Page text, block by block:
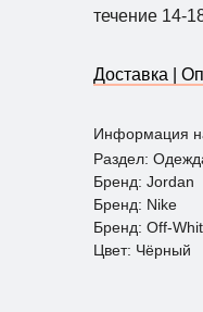
течение 14-
Доставка |
Информация
Раздел:
Бренд: Jordan
Бренд: Nike
Бренд: Off-
Цвет: Чёрный